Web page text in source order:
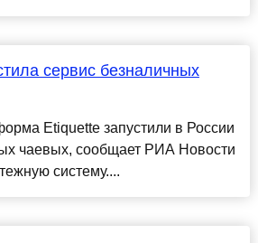
сервис безналичных
Etiquette запустили в России
чаевых, сообщает РИА Новости
систему....